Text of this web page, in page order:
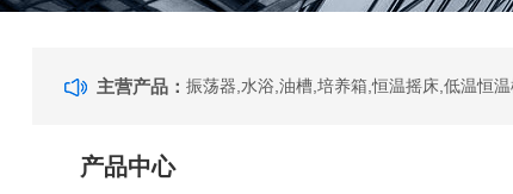
主营产品：
产品中心